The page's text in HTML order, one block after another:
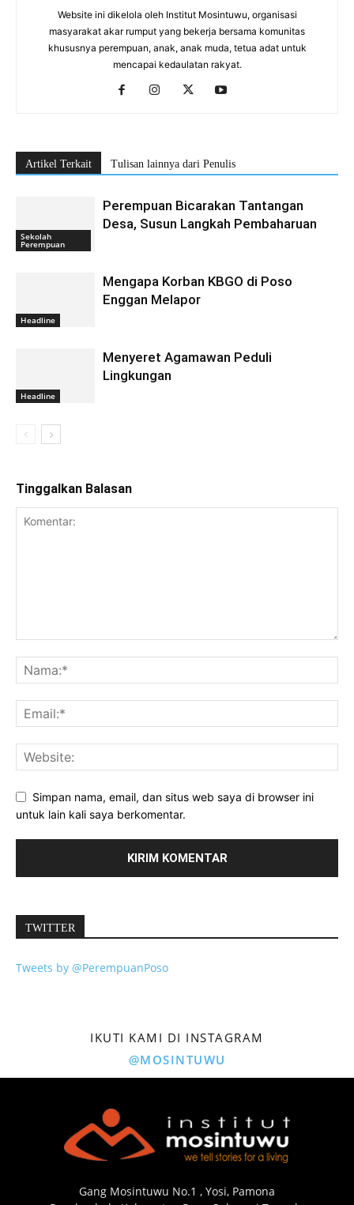
Website ini dikelola oleh Institut Mosintuwu, organisasi
masyarakat akar rumput yang bekerja bersama komunitas
khususnya perempuan, anak, anak muda, tetua adat untuk
mencapai kedaulatan rakyat.
Artikel Terkait Tulisan lainnya dari Penulis
Sekolah
Perempuan
Perempuan Bicarakan Tantangan
Desa, Susun Langkah Pembaharuan
Headline
Mengapa Korban KBGO di Poso
Enggan Melapor
Headline
Menyeret Agamawan Peduli
Lingkungan
Tinggalkan Balasan
Simpan nama, email, dan situs web saya di browser ini
untuk lain kali saya berkomentar.
TWITTER
Tweets by @PerempuanPoso
IKUTI KAMI DI INSTAGRAM
@MOSINTUWU
Gang Mosintuwu No.1 , Yosi, Pamona